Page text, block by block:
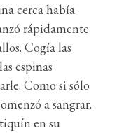
cerca había
rápidamente
Cogía las
espinas
Como si sólo
a sangrar.
en su